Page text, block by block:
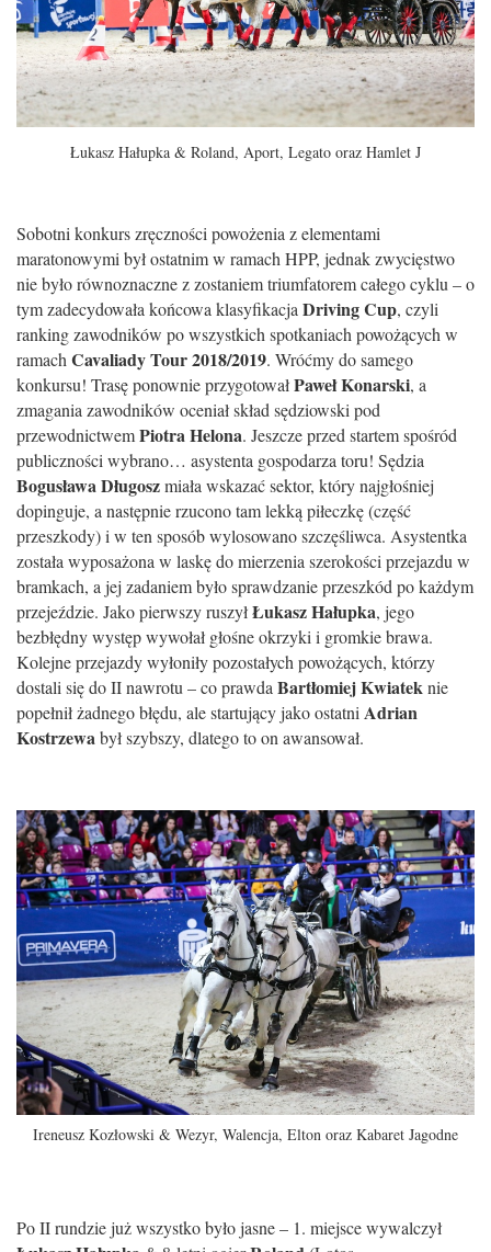
Łukasz Hałupka & Roland, Aport, Legato oraz Hamlet J
Sobotni konkurs zręczności powożenia z elementami
maratonowymi był ostatnim w ramach HPP, jednak zwycięstwo
nie było równoznaczne z zostaniem triumfatorem całego cyklu – o
tym zadecydowała końcowa klasyfikacja Driving Cup, czyli
ranking zawodników po wszystkich spotkaniach powożących w
ramach Cavaliady Tour 2018/2019. Wróćmy do samego
konkursu! Trasę ponownie przygotowałPaweł Konarski, a
zmagania zawodników oceniał skład sędziowski pod
przewodnictwemPiotra Helona. Jeszcze przed startem spośród
publiczności wybrano… asystenta gospodarza toru! Sędzia
Bogusława Długoszmiała wskazać sektor, który najgłośniej
dopinguje, a następnie rzucono tam lekką piłeczkę (część
przeszkody) i w ten sposób wylosowano szczęśliwca. Asystentka
została wyposażona w laskę do mierzenia szerokości przejazdu w
bramkach, a jej zadaniem było sprawdzanie przeszkód po każdym
przejeździe. Jako pierwszy ruszyłŁukasz Hałupka, jego
bezbłędny występ wywołał głośne okrzyki i gromkie brawa.
Kolejne przejazdy wyłoniły pozostałych powożących, którzy
dostali się do II nawrotu – co prawda Bartłomiej Kwiatek nie
popełnił żadnego błędu, ale startujący jako ostatni Adrian
Kostrzewa był szybszy, dlatego to on awansował.
Ireneusz Kozłowski & Wezyr, Walencja, Elton oraz Kabaret Jagodne
Po II rundzie już wszystko było jasne – 1. miejsce wywalczył